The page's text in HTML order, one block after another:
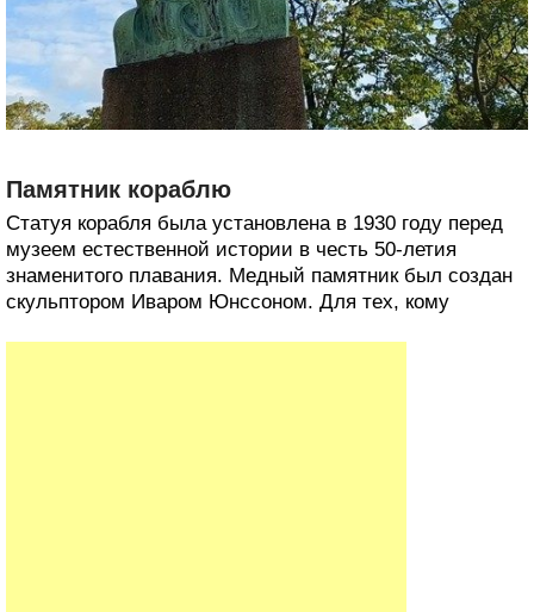
Памятник кораблю
Статуя корабля была установлена в 1930 году перед
музеем естественной истории в честь 50-летия
знаменитого плавания. Медный памятник был создан
скульптором Иваром Юнссоном. Для тех, кому